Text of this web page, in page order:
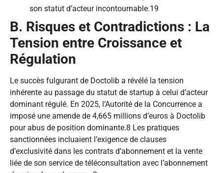
son statut d’acteur incontournable.19
B. Risques et Contradictions : La
Tension entre Croissance et
Régulation
Le succès fulgurant de Doctolib a révélé la tension
inhérente au passage du statut de startup à celui d’acteur
dominant régulé. En 2025, l’Autorité de la Concurrence a
imposé une amende de 4,665 millions d’euros à Doctolib
pour abus de position dominante.8 Les pratiques
sanctionnées incluaient l’exigence de clauses
d’exclusivité dans les contrats d’abonnement et la vente
liée de son service de téléconsultation avec l’abonnement